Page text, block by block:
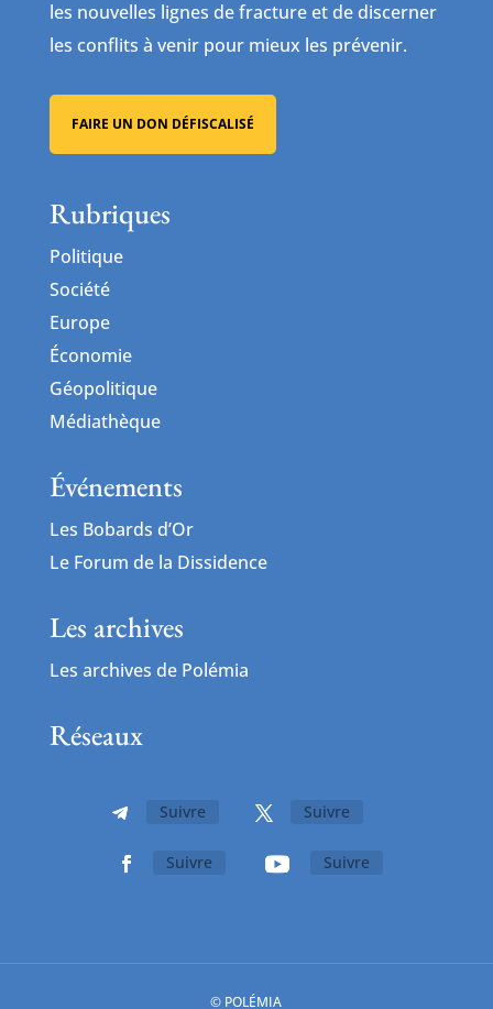
les nouvelles lignes de fracture et de discerner
les conflits à venir pour mieux les prévenir.
FAIRE UN DON DÉFISCALISÉ
Rubriques
Politique
Société
Europe
Économie
Géopolitique
Médiathèque
Événements
Les Bobards d’Or
Le Forum de la Dissidence
Les archives
Les archives de Polémia
Réseaux
Suivre Suivre
Suivre Suivre
© POLÉMIA